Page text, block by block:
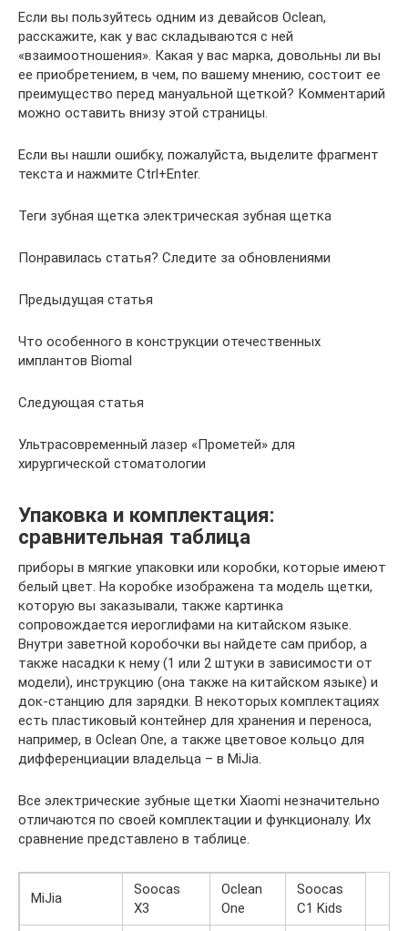
Если вы пользуйтесь одним из девайсов Oclean,
расскажите, как у вас складываются с ней
«взаимоотношения». Какая у вас марка, довольны ли вы
ее приобретением, в чем, по вашему мнению, состоит ее
преимущество перед мануальной щеткой? Комментарий
можно оставить внизу этой страницы.
Если вы нашли ошибку, пожалуйста, выделите фрагмент
текста и нажмите Ctrl+Enter.
Теги зубная щетка электрическая зубная щетка
Понравилась статья? Следите за обновлениями
Предыдущая статья
Что особенного в конструкции отечественных
имплантов Biomal
Следующая статья
Ультрасовременный лазер «Прометей» для
хирургической стоматологии
Упаковка и комплектация:
сравнительная таблица
приборы в мягкие упаковки или коробки, которые имеют
белый цвет. На коробке изображена та модель щетки,
которую вы заказывали, также картинка
сопровождается иероглифами на китайском языке.
Внутри заветной коробочки вы найдете сам прибор, а
также насадки к нему (1 или 2 штуки в зависимости от
модели), инструкцию (она также на китайском языке) и
док-станцию для зарядки. В некоторых комплектациях
есть пластиковый контейнер для хранения и переноса,
например, в Oclean One, а также цветовое кольцо для
дифференциации владельца – в MiJia.
Все электрические зубные щетки Хiaomi незначительно
отличаются по своей комплектации и функционалу. Их
сравнение представлено в таблице.
MiJia
Soocas
X3
Oclean
One
Soocas
С1 Kids